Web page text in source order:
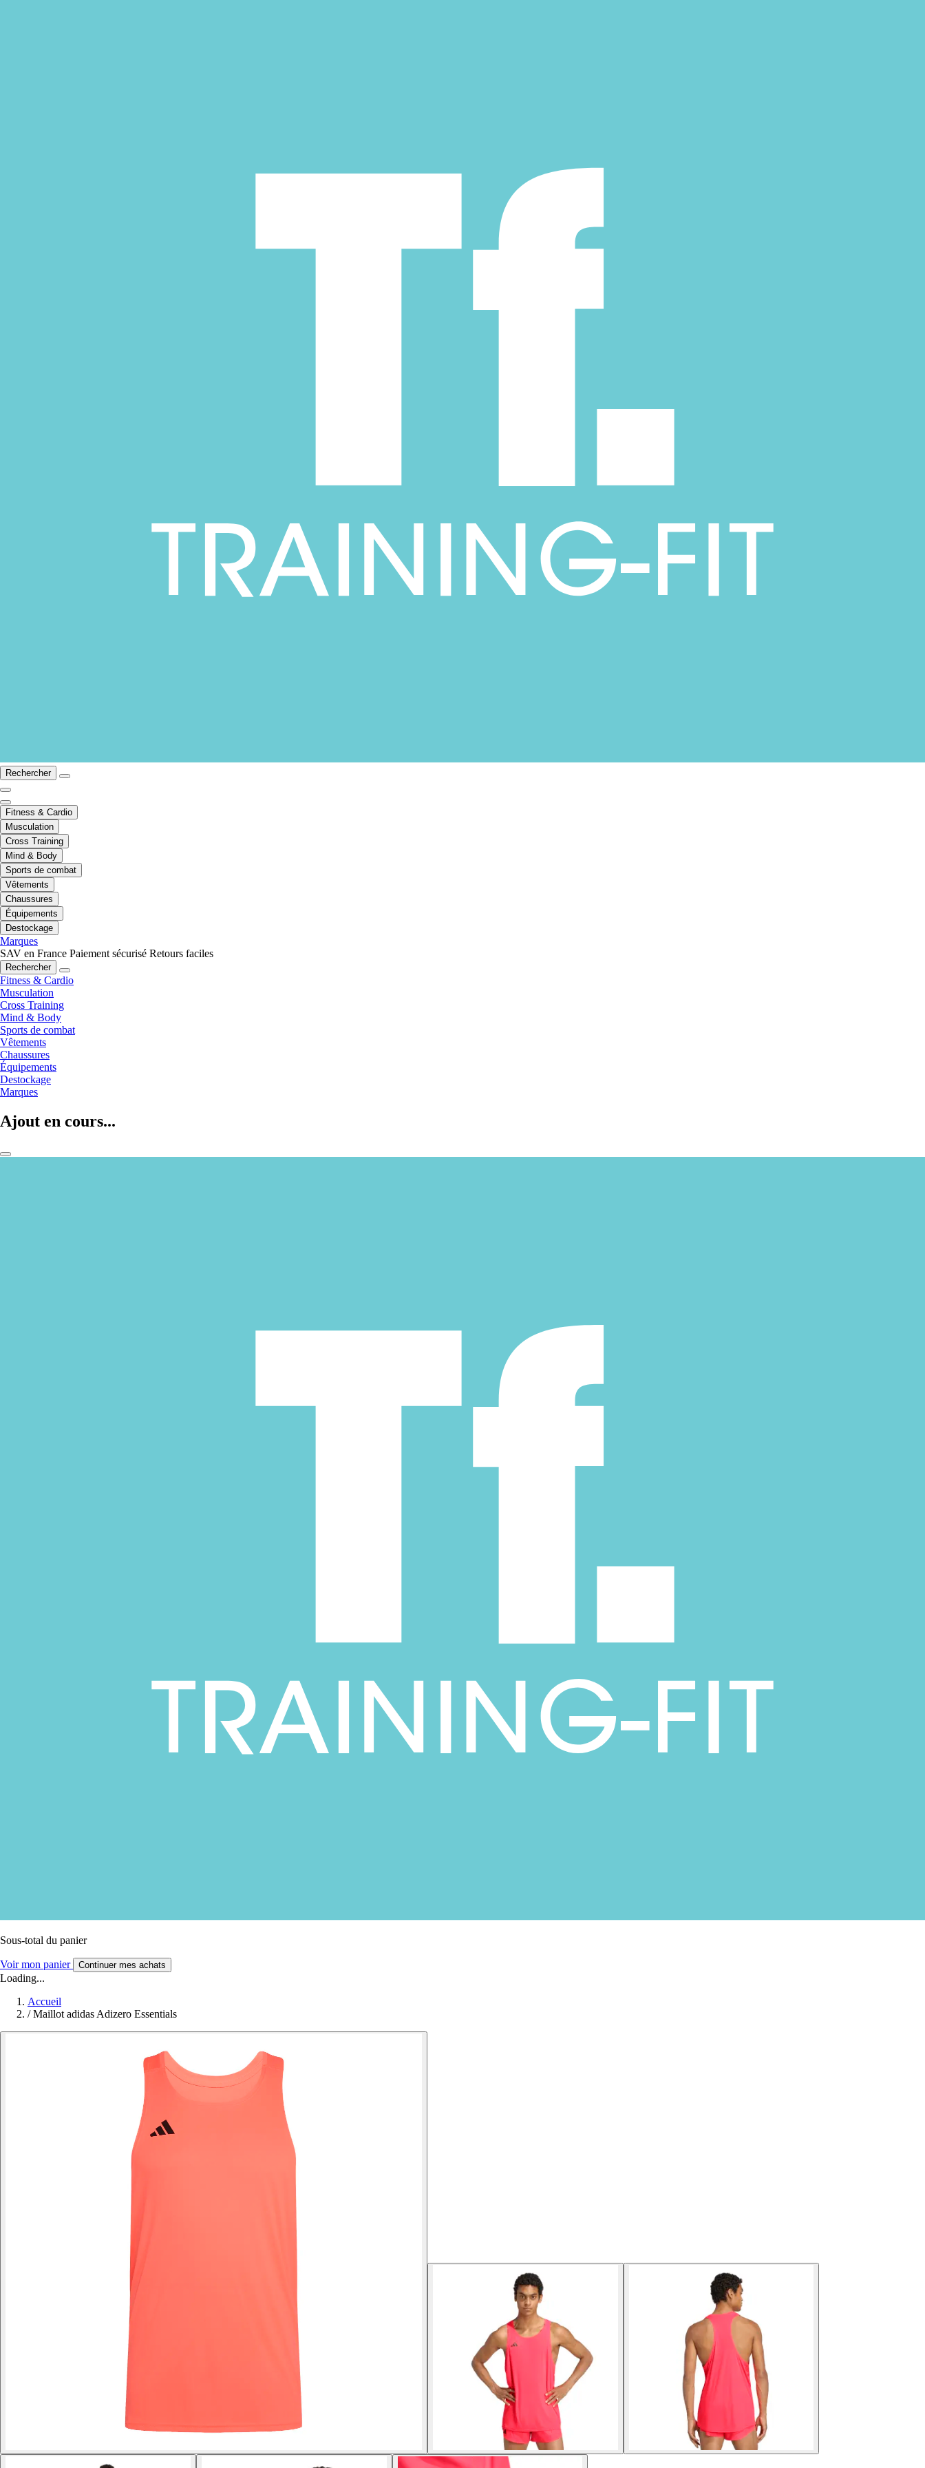
Rechercher
Fitness & Cardio
Musculation
Cross Training
Mind & Body
Sports de combat
Vêtements
Chaussures
Équipements
Destockage
Marques
SAV en France Paiement sécurisé Retours faciles
Rechercher
Fitness & Cardio
Musculation
Cross Training
Mind & Body
Sports de combat
Vêtements
Chaussures
Équipements
Destockage
Marques
Ajout en cours...
Sous-total du panier
Voir mon panier Continuer mes achats
Loading...
Accueil
/ Maillot adidas Adizero Essentials